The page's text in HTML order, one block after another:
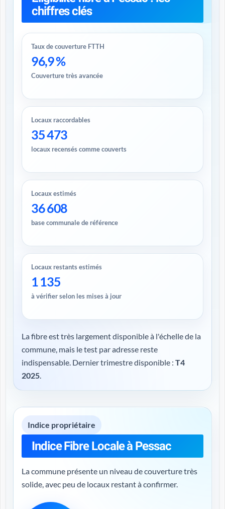
chiffres clés
Taux de couverture FTTH
96,9 %
Couverture très avancée
Locaux raccordables
35 473
locaux recensés comme couverts
Locaux estimés
36 608
base communale de référence
Locaux restants estimés
1 135
à vérifier selon les mises à jour
La fibre est très largement disponible à l'échelle de la
commune, mais le test par adresse reste
indispensable. Dernier trimestre disponible : T4
2025.
Indice propriétaire
Indice Fibre Locale à Pessac
La commune présente un niveau de couverture très
solide, avec peu de locaux restant à confirmer.